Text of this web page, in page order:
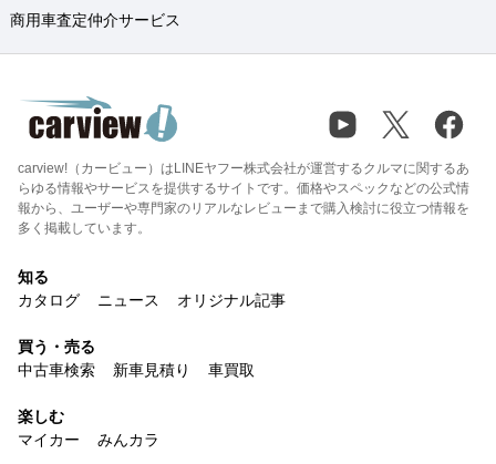
商用車査定仲介サービス
carview!（カービュー）はLINEヤフー株式会社が運営するクルマに関するあ
らゆる情報やサービスを提供するサイトです。価格やスペックなどの公式情
報から、ユーザーや専門家のリアルなレビューまで購入検討に役立つ情報を
多く掲載しています。
知る
カタログ
ニュース オリジナル記事
買う・売る
中古車検索
新車見積り 車買取
楽しむ
マイカー
みんカラ